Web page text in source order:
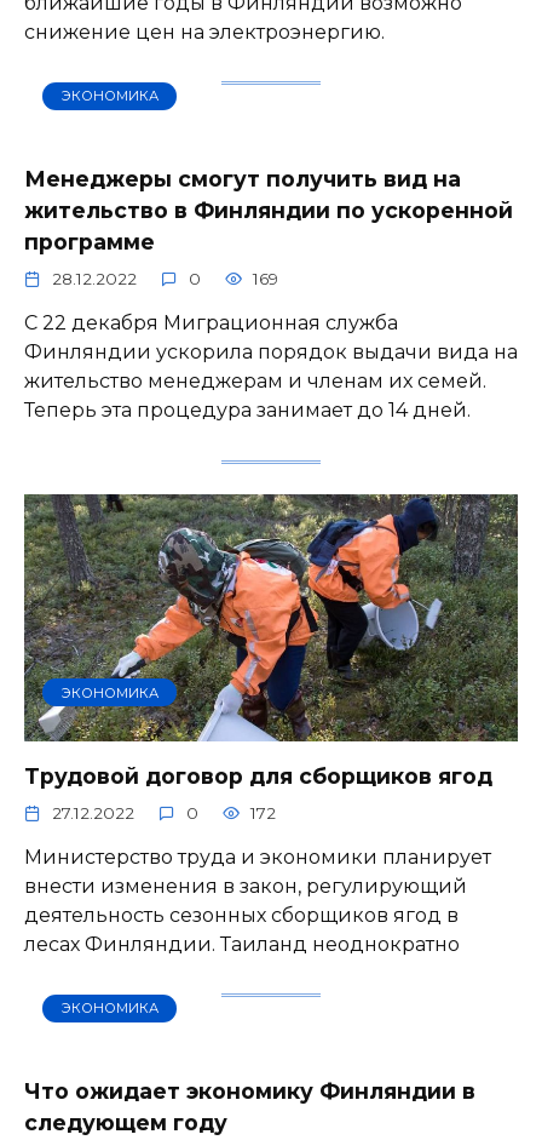
снижение цен на электроэнергию.
ЭКОНОМИКА
Менеджеры смогут получить вид на
жительство в Финляндии по ускоренной
программе
28.12.2022 0 169
С 22 декабря Миграционная служба
Финляндии ускорила порядок выдачи вида на
жительство менеджерам и членам их семей.
Теперь эта процедура занимает до 14 дней.
ЭКОНОМИКА
Трудовой договор для сборщиков ягод
27.12.2022 0 172
Министерство труда и экономики планирует
внести изменения в закон, регулирующий
деятельность сезонных сборщиков ягод в
лесах Финляндии. Таиланд неоднократно
ЭКОНОМИКА
Что ожидает экономику Финляндии в
следующем году